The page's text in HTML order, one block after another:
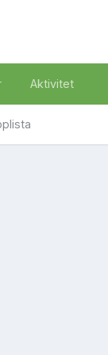
Aktivitet